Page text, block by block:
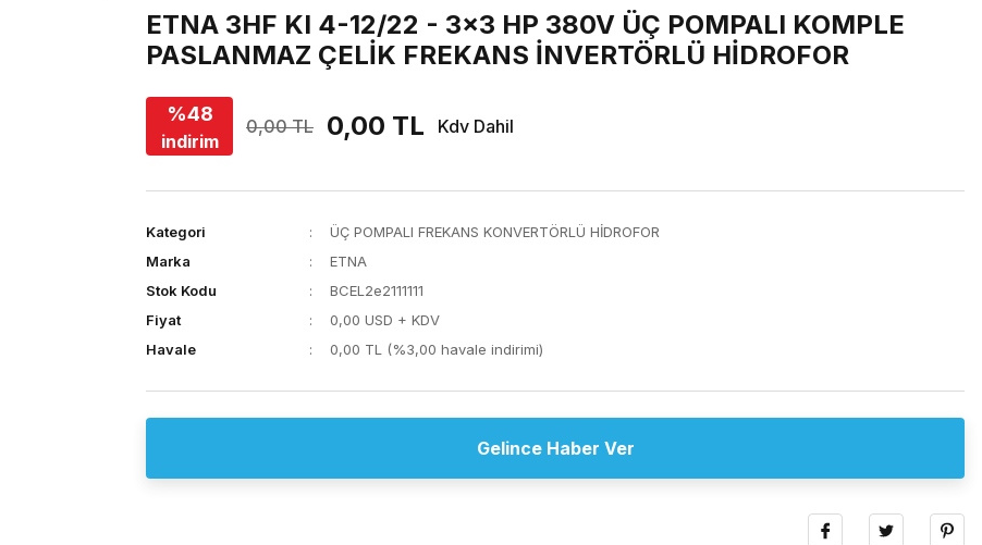
ETNA 3HF KI 4-12/22 - 3x3 HP 380V ÜÇ POMPALI KOMPLE
PASLANMAZ ÇELİK FREKANS İNVERTÖRLÜ HİDROFOR
%48
indirim
0,00 TL 0,00 TL Kdv Dahil
Kategori
ÜÇ POMPALI FREKANS KONVERTÖRLÜ HİDROFOR
Marka
ETNA
Stok Kodu
BCEL2e2111111
Fiyat
0,00 USD + KDV
Havale
0,00 TL (%3,00 havale indirimi)
Gelince Haber Ver